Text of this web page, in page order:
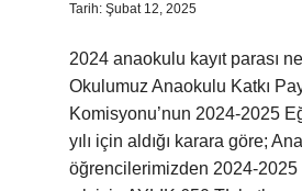
Tarih: Şubat 12, 2025
2024 anaokulu kayıt parası
Okulumuz Anaokulu Katkı
Komisyonu’nun 2024-2025
yılı için aldığı karara göre;
öğrencilerimizden 2024-2025